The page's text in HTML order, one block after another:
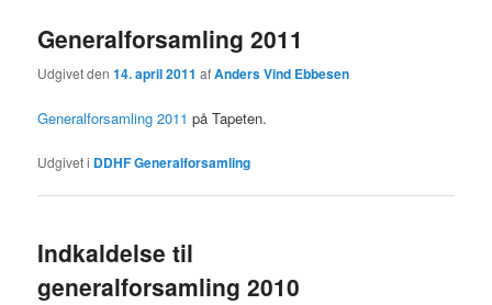
Generalforsamling 2011
Udgivet den14. april 2011 afAnders Vind Ebbesen
Generalforsamling 2011 på Tapeten.
Udgivet i DDHF Generalforsamling
Indkaldelse til
generalforsamling 2010